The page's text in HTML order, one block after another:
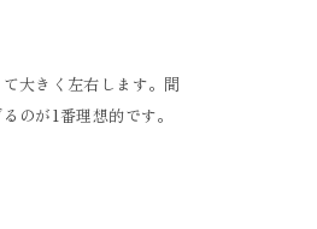
大きく左右します。間
のが1番理想的です。